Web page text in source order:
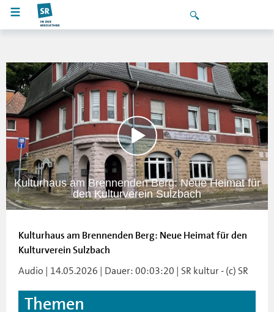
Kulturhaus am Brennenden Berg: Neue Heimat für
den Kulturverein Sulzbach
Kulturhaus am Brennenden Berg: Neue Heimat für den
Kulturverein Sulzbach
Audio | 14.05.2026 | Dauer: 00:03:20 | SR kultur - (c) SR
Themen